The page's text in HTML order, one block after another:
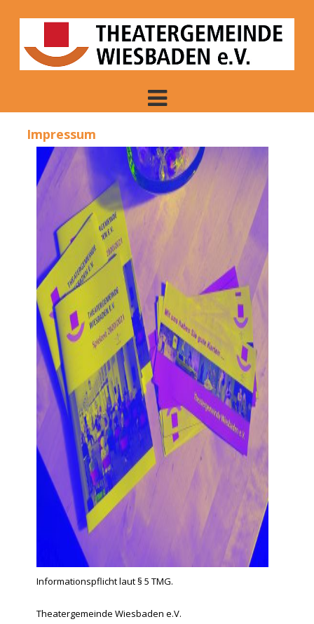
Theatergemeinde
Wiesbaden e. V.
Impressum
Informationspflicht laut § 5 TMG.
Theatergemeinde Wiesbaden e.V.